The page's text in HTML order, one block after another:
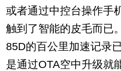
或者通过中控台操作手
触到了智能的皮毛而已
85D的百公里加速记录
是通过OTA空中升级就